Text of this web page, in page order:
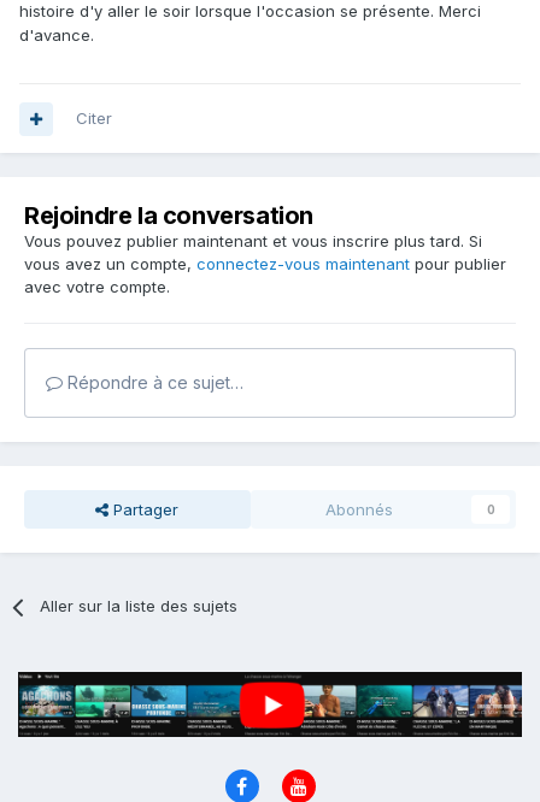
histoire d'y aller le soir lorsque l'occasion se présente. Merci
d'avance.
Citer
Rejoindre la conversation
Vous pouvez publier maintenant et vous inscrire plus tard. Si
vous avez un compte, connectez-vous maintenant pour publier
avec votre compte.
Répondre à ce sujet…
Partager Abonnés 0
Aller sur la liste des sujets